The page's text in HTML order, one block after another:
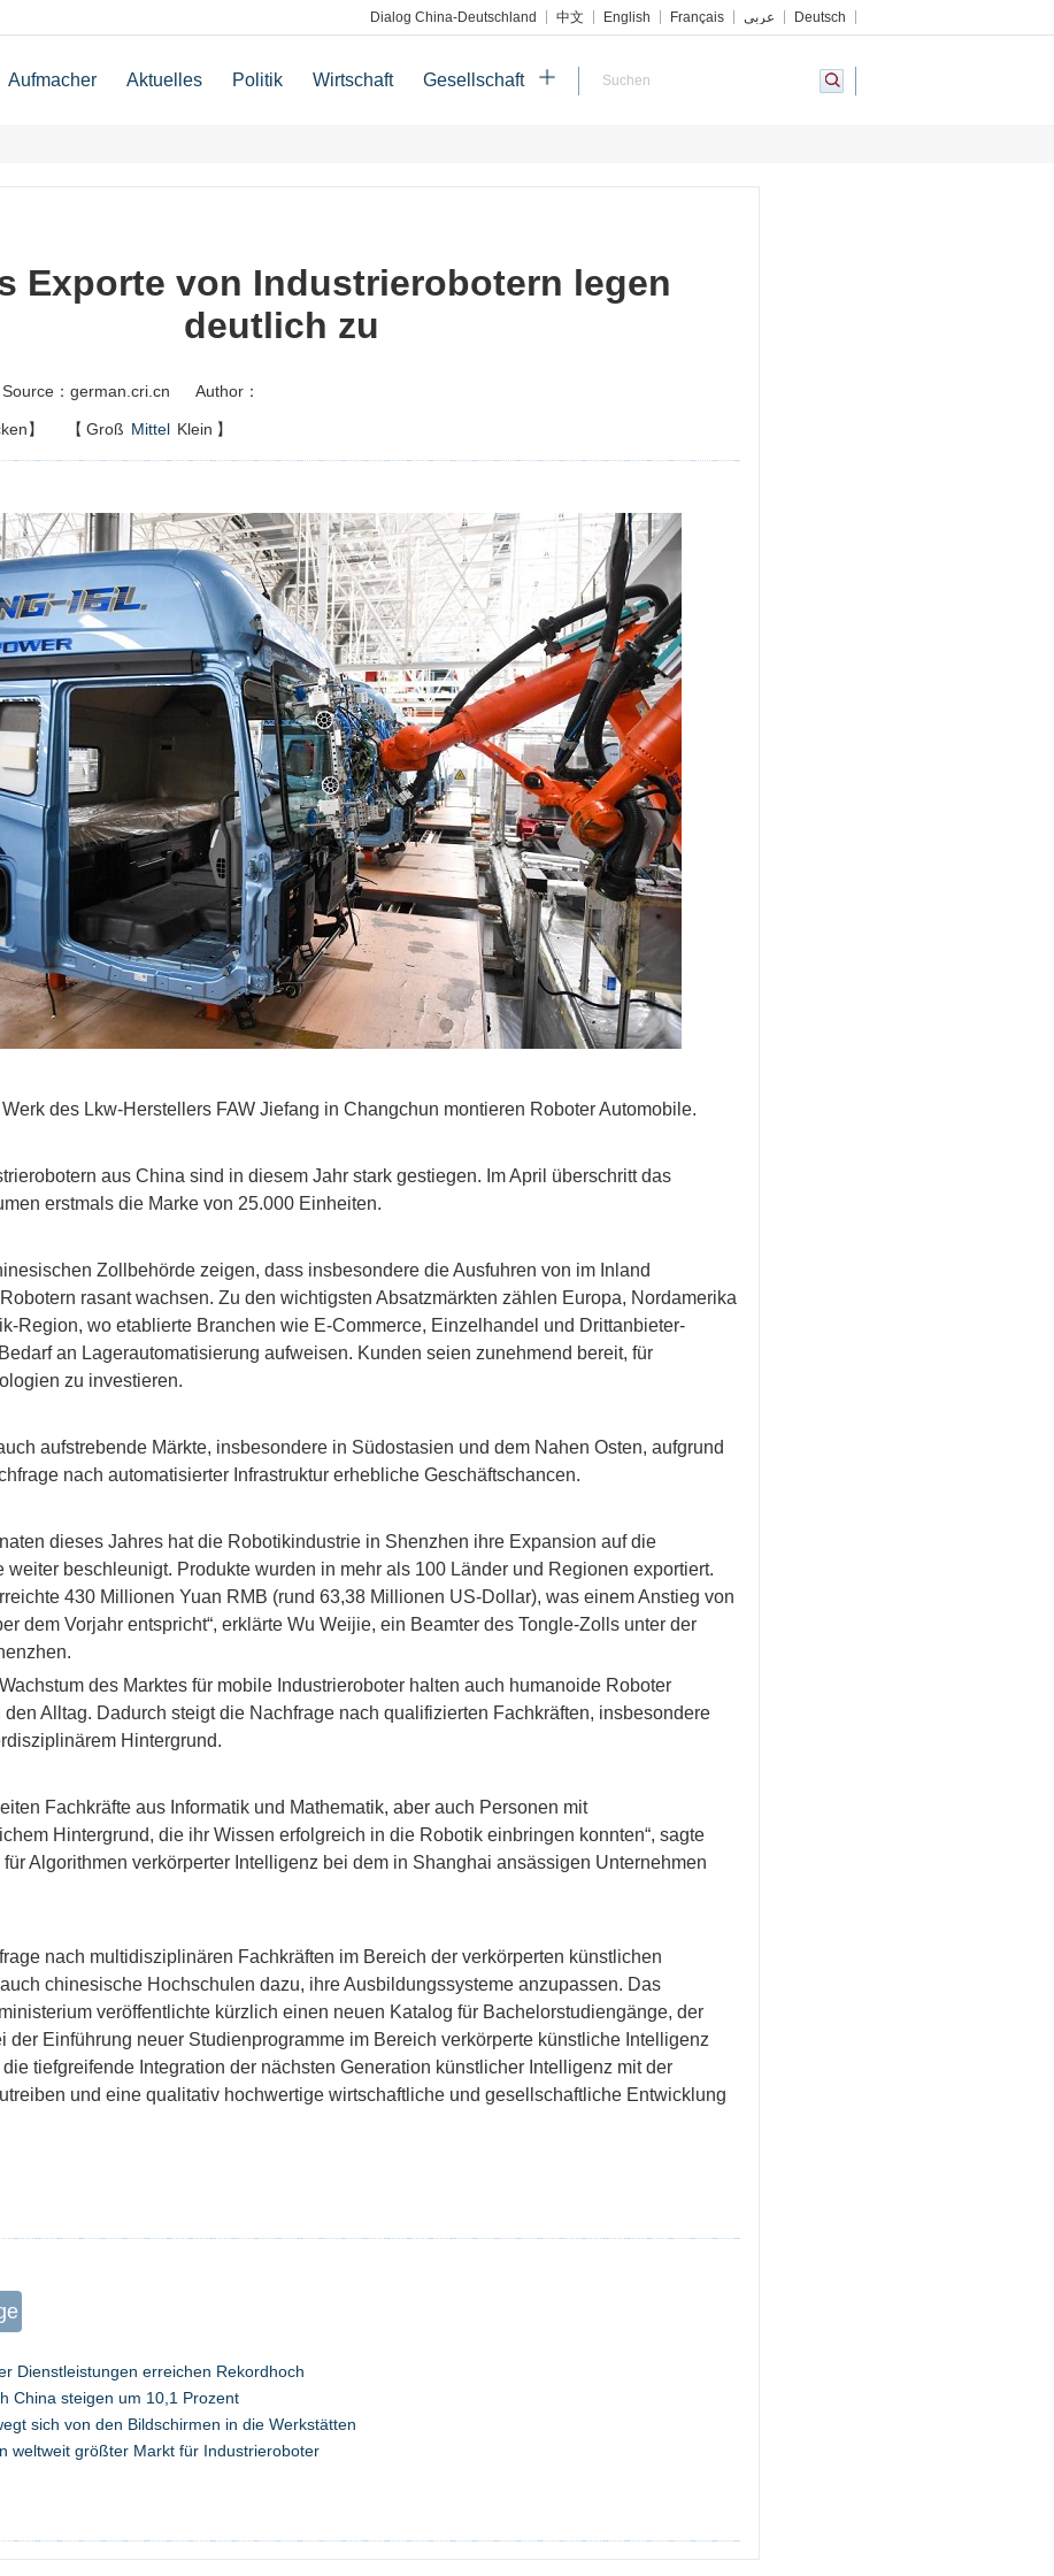
Dialog China-Deutschland 中文 English Français عربي Deutsch
Aufmacher Aktuelles Politik Wirtschaft Gesellschaft
Exporte von Industrierobotern legen
deutlich zu
Source：german.cri.cn Author：
】 【 Groß Mittel Klein 】
des Lkw-Herstellers FAW Jiefang in Changchun montieren Roboter Automobile.
aus China sind in diesem Jahr stark gestiegen. Im April überschritt das
erstmals die Marke von 25.000 Einheiten.
Zollbehörde zeigen, dass insbesondere die Ausfuhren von im Inland
rasant wachsen. Zu den wichtigsten Absatzmärkten zählen Europa, Nordamerika
Region, wo etablierte Branchen wie E-Commerce, Einzelhandel und Drittanbieter-
an Lagerautomatisierung aufweisen. Kunden seien zunehmend bereit, für
zu investieren.
aufstrebende Märkte, insbesondere in Südostasien und dem Nahen Osten, aufgrund
nach automatisierter Infrastruktur erhebliche Geschäftschancen.
dieses Jahres hat die Robotikindustrie in Shenzhen ihre Expansion auf die
weiter beschleunigt. Produkte wurden in mehr als 100 Länder und Regionen exportiert.
430 Millionen Yuan RMB (rund 63,38 Millionen US-Dollar), was einem Anstieg von
dem Vorjahr entspricht“, erklärte Wu Weijie, ein Beamter des Tongle-Zolls unter der
des Marktes für mobile Industrieroboter halten auch humanoide Roboter
Alltag. Dadurch steigt die Nachfrage nach qualifizierten Fachkräften, insbesondere
Hintergrund.
Fachkräfte aus Informatik und Mathematik, aber auch Personen mit
Hintergrund, die ihr Wissen erfolgreich in die Robotik einbringen konnten“, sagte
Algorithmen verkörperter Intelligenz bei dem in Shanghai ansässigen Unternehmen
nach multidisziplinären Fachkräften im Bereich der verkörperten künstlichen
chinesische Hochschulen dazu, ihre Ausbildungssysteme anzupassen. Das
veröffentlichte kürzlich einen neuen Katalog für Bachelorstudiengänge, der
der Einführung neuer Studienprogramme im Bereich verkörperte künstliche Intelligenz
tiefgreifende Integration der nächsten Generation künstlicher Intelligenz mit der
und eine qualitativ hochwertige wirtschaftliche und gesellschaftliche Entwicklung
Dienstleistungen erreichen Rekordhoch
China steigen um 10,1 Prozent
sich von den Bildschirmen in die Werkstätten
weltweit größter Markt für Industrieroboter